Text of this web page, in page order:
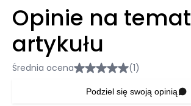
Opinie na temat
artykułu
Średnia ocena (1)
Podziel się swoją opinią